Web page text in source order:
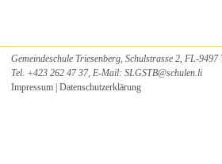
Unentgeltlichkeit
Schwimmunterricht
Gemeindeschule Triesenberg, Schulstrasse 2, FL-9497
Tel. +423 262 47 37, E-Mail: SLGSTB@schulen.li
Impressum Datenschutzerklärung